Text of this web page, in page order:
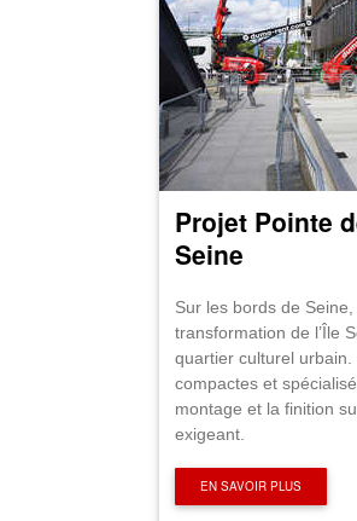
Projet Pointe
Seine
Sur les bords de
transformation de l’Île
quartier culturel
compactes et
montage et la finition
exigeant.
EN SAVOIR PLUS